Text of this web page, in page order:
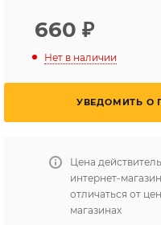
660 ₽
Нет в наличии
УВЕДОМИТЬ О
Цена
интернет-
отличаться от
магазинах